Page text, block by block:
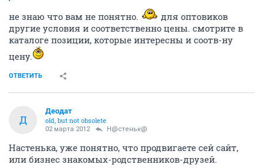
не знаю что вам не понятно.
для оптовиков
другие условия и соответственно цены. смотрите в
каталоге позиции, которые интересны и соотв-ну
цену.
ОТВЕТИТЬ
Д
Деодат
old, but not obsolete
02 марта 2012 Н@стеньк@
Настенька, уже понятно, что продвигаете сей сайт,
или бизнес знакомых-родственников-друзей.